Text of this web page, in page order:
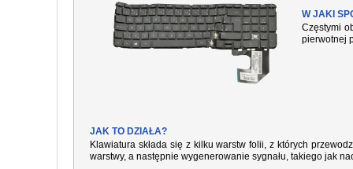
W JAKI
Częstymi
pierwotnej
JAK TO DZIAŁA?
Klawiatura składa się z kilku warstw folii, z których
warstwy, a następnie wygenerowanie sygnału, takiego jak